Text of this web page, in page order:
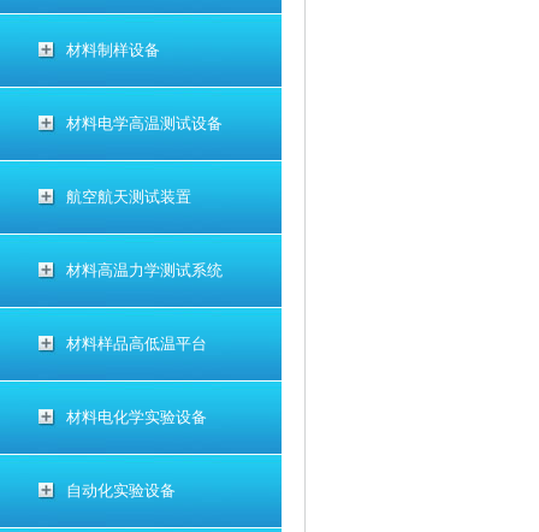
材料制样设备
材料电学高温测试设备
航空航天测试装置
材料高温力学测试系统
材料样品高低温平台
材料电化学实验设备
自动化实验设备